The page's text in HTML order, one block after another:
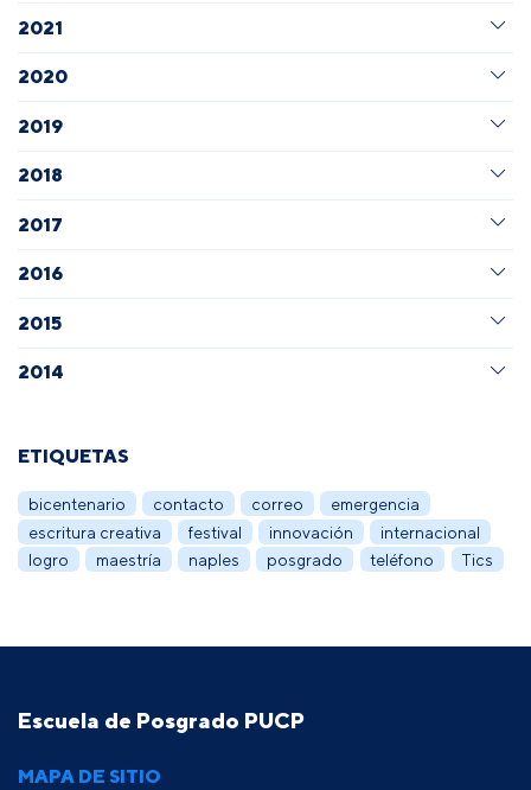
2021
2020
2019
2018
2017
2016
2015
2014
ETIQUETAS
bicentenario contacto correo
emergencia
escritura creativa
festival innovación
internacional
logro
maestría naples posgrado teléfono Tics
Escuela de Posgrado PUCP
MAPA DE SITIO